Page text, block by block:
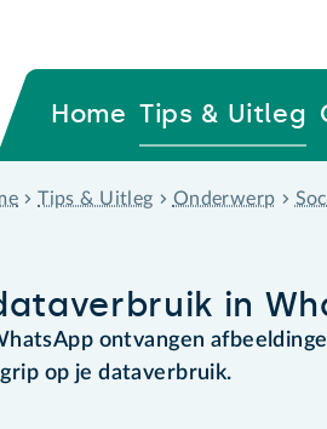
Home Tips & Uitleg
Tips & Uitleg Onderwerp
in
ontvangen
op je dataverbruik.